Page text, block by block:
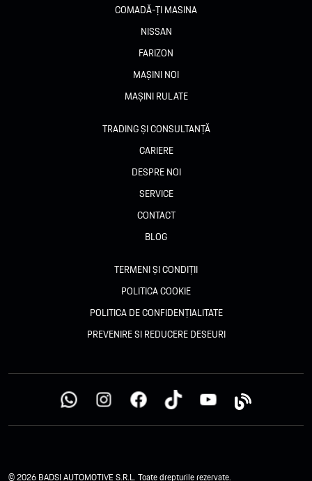
COMADĂ-ȚI MASINA
NISSAN
FARIZON
MAȘINI NOI
MAȘINI RULATE
TRADING ȘI CONSULTANȚĂ
CARIERE
DESPRE NOI
SERVICE
CONTACT
BLOG
TERMENI ȘI CONDIȚII
POLITICA COOKIE
POLITICA DE CONFIDENȚIALITATE
PREVENIRE SI REDUCERE DESEURI
© 2026 BADSI AUTOMOTIVE S.R.L. Toate drepturile rezervate.